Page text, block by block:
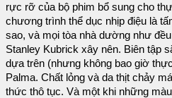
rực rỡ của bộ phim bổ sung cho
chương trình thể dục nhịp điệu là
sao, và mọi tòa nhà dường như
Stanley Kubrick xây nên. Biên tập
dựa trên (nhưng không bao giờ
Palma. Chất lỏng và da thịt chảy
thức thô tục. Và một khi những